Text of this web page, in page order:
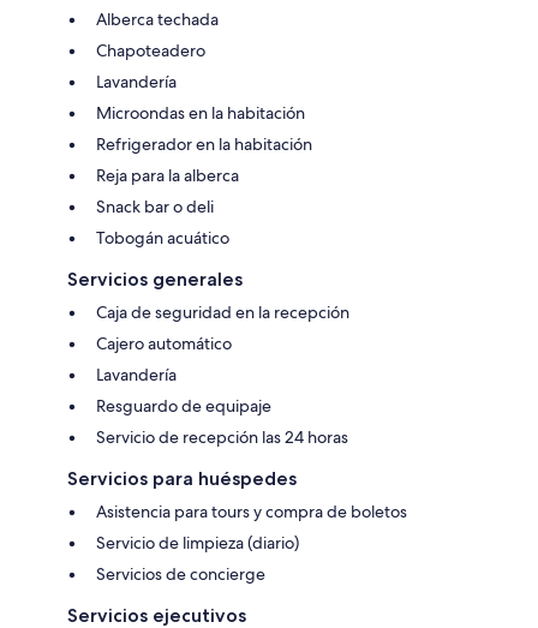
Alberca techada
Chapoteadero
Lavandería
Microondas en la habitación
Refrigerador en la habitación
Reja para la alberca
Snack bar o deli
Tobogán acuático
Servicios generales
Caja de seguridad en la recepción
Cajero automático
Lavandería
Resguardo de equipaje
Servicio de recepción las 24 horas
Servicios para huéspedes
Asistencia para tours y compra de boletos
Servicio de limpieza (diario)
Servicios de concierge
Servicios ejecutivos